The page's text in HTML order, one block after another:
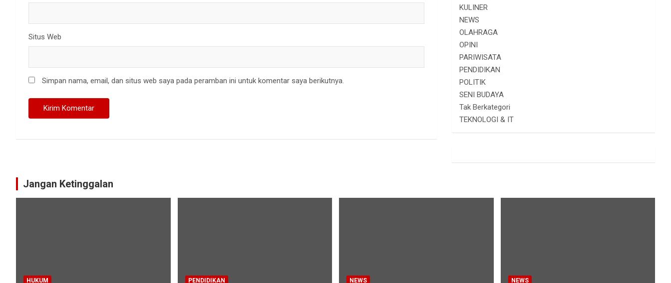
Situs Web
Simpan nama, email, dan situs web saya pada peramban ini untuk komentar saya berikutnya.
KULINER
NEWS
OLAHRAGA
OPINI
PARIWISATA
PENDIDIKAN
POLITIK
SENI BUDAYA
Tak Berkategori
TEKNOLOGI & IT
Jangan Ketinggalan
HUKUM PENDIDIKAN NEWS NEWS